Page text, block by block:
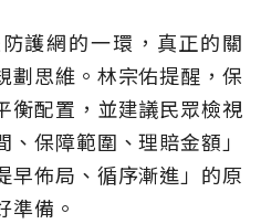
護網的一環，真正的關
劃思維。 林宗佑提醒，保
衡配置，並建議民眾檢視
保障範圍、理賠金額」
早佈局、循序漸進」的原
準備。